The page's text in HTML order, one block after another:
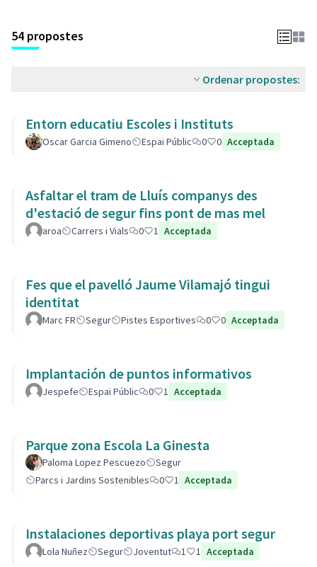
54 propostes
Ordenar propostes:
Entorn educatiu Escoles i Instituts
Oscar Garcia Gimeno Espai Públic 0 0 Acceptada
Asfaltar el tram de Lluís companys des
d'estació de segur fins pont de mas mel
aroa Carrers i Vials 0 1 Acceptada
Fes que el pavelló Jaume Vilamajó tingui
identitat
Marc FR Segur Pistes Esportives 0 0 Acceptada
Implantación de puntos informativos
Jespefe Espai Públic 0 1 Acceptada
Parque zona Escola La Ginesta
Paloma Lopez Pescuezo
Segur
Parcs i Jardins Sostenibles
0 1 Acceptada
Instalaciones deportivas playa port segur
Lola Nuñez Segur Joventut 1 1 Acceptada